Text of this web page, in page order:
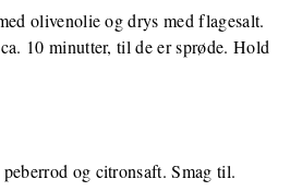
olivenolie og drys med flagesalt.
10 minutter, til de er sprøde. Hold
og citronsaft. Smag til.